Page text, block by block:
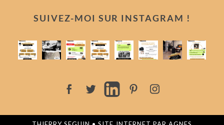
SUIVEZ-MOI SUR INSTAGRAM !